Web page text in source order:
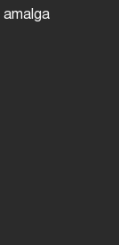
amalga